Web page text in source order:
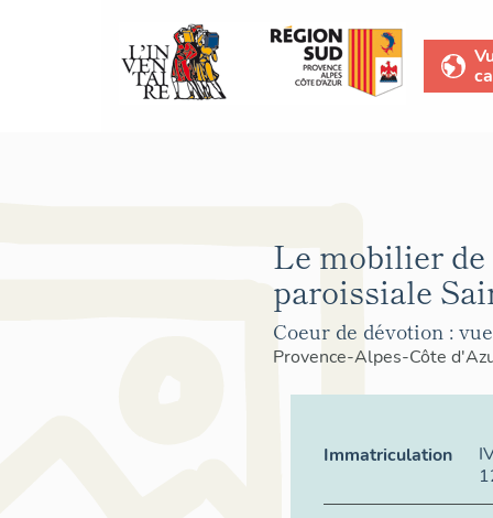
Le mobilier
paroissiale
Coeur de dévotion :
Provence-Alpes-Côte
Immatriculation